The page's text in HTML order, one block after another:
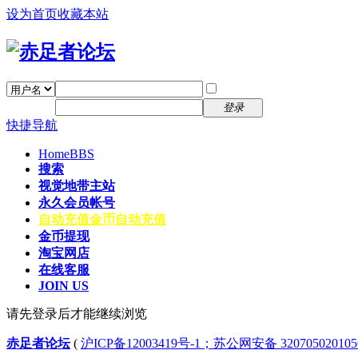
设为首页收藏本站
登录
快捷导航
HomeBBS
搜索
视觉地带主站
永久会员帐号
自动充值金币自动充值
金币提现
淘宝网店
在线客服
JOIN US
请先登录后才能继续浏览
赤足者论坛( 沪ICP备12003419号-1；苏公网安备